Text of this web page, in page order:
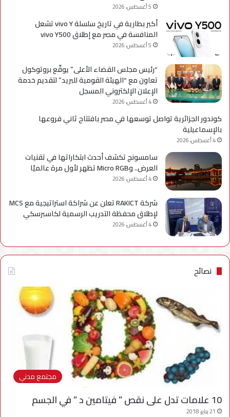
5 أغسطس، 2026
أكبر بطارية في تاريخ سلسلة vivo Y تشعل
المنافسة في مصر مع إطلاق vivo Y500
5 أغسطس، 2026
“رئيس مجلس القضاء الأعلى” يوقّع بروتوكول
تعاون مع “الهيئة القومية للبريد” لتقديم خدمة
الإعلان الإلكتروني المسجل
4 أغسطس، 2026
كوندور الجزائرية تواصل توسعها في مصر بافتتاح ثاني فروعها
بالإسماعيلية
4 أغسطس، 2026
سامسونج تكشف أحدث ابتكاراتها في تقنيات
العرض.. وMicro RGB تظهر لأول مرة عالميًا
4 أغسطس، 2026
شركة RAKICT تعلن عن شراكة استراتيجية مع MCS
لإطلاق محفظة التدريب الرسمية لكاسبرسكي
4 أغسطس، 2026
نصائح
مجتمع مدني
10 علامات تدل على نقص ” فيتامين د ” في الجسم
21 يناير، 2018